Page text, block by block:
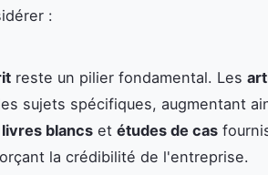
:
reste un pilier fondamental. Les
sujets spécifiques, augmentant
livres blancs et études de cas
la crédibilité de l'entreprise.